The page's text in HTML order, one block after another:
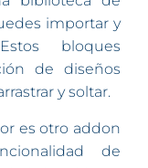
importar y
bloques
de diseños
y soltar.
es otro addon
de